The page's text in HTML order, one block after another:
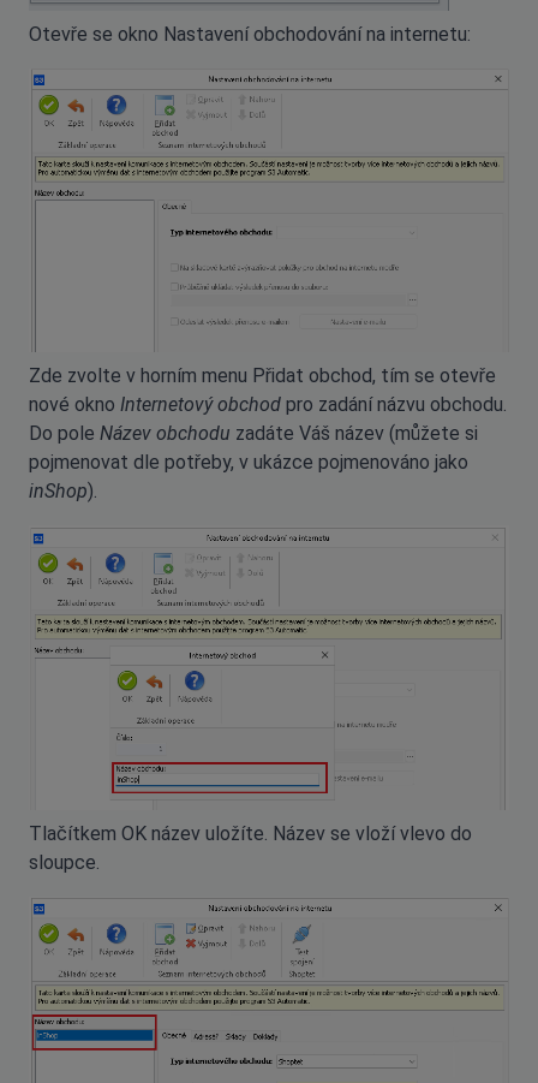
Otevře se okno Nastavení obchodování na internetu:
Zde zvolte v horním menu Přidat obchod, tím se otevře
nové okno Internetový obchod pro zadání názvu obchodu.
Do pole Název obchodu zadáte Váš název (můžete si
pojmenovat dle potřeby, v ukázce pojmenováno jako
inShop).
Tlačítkem OK název uložíte. Název se vloží vlevo do
sloupce.